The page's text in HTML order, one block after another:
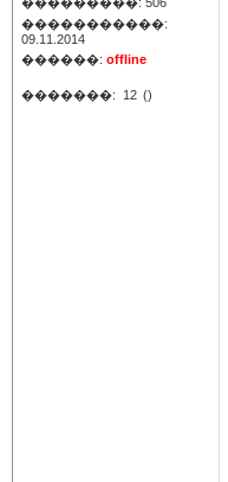
�����������:
09.11.2014
������: offline
�������: 12 ()